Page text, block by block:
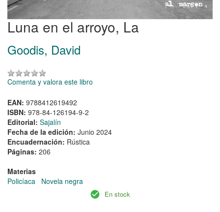
Luna en el arroyo, La
Goodis, David
Comenta y valora este libro
EAN: 9788412619492
ISBN: 978-84-126194-9-2
Editorial: Sajalín
Fecha de la edición: Junio 2024
Encuadernación: Rústica
Páginas: 206
Materias
Policíaca
Novela negra
En stock